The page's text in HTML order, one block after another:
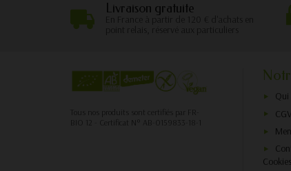
Livraison gratuite
En France à partir de 120 € d'achats en
Tous nos produits sont certifiés par FR-
BIO 12 - Certificat N° AB-0159833-18-1
Qui
Cookies